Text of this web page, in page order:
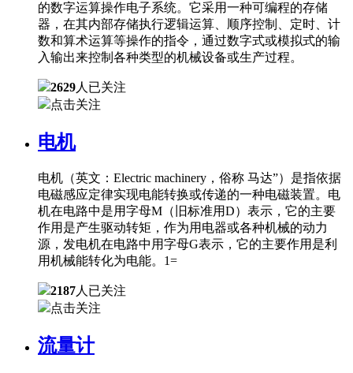
的数字运算操作电子系统。它采用一种可编程的存储
器，在其内部存储执行逻辑运算、顺序控制、定时、计
数和算术运算等操作的指令，通过数字式或模拟式的输
入输出来控制各种类型的机械设备或生产过程。
2629人已关注
点击关注
电机
电机（英文：Electric machinery，俗称 马达”）是指依据
电磁感应定律实现电能转换或传递的一种电磁装置。电
机在电路中是用字母M（旧标准用D）表示，它的主要
作用是产生驱动转矩，作为用电器或各种机械的动力
源，发电机在电路中用字母G表示，它的主要作用是利
用机械能转化为电能。1=
2187人已关注
点击关注
流量计